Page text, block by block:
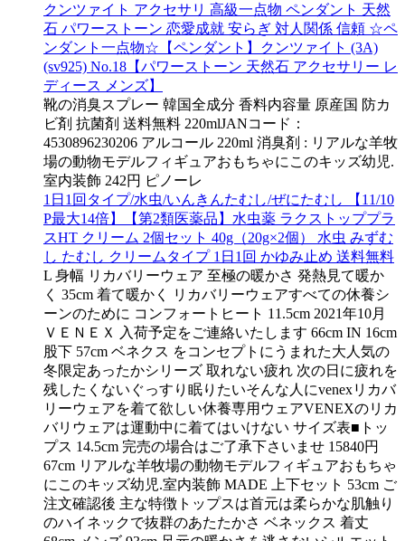
クンツァイト アクセサリ 高級一点物 ペンダント 天然
石 パワーストーン 恋愛成就 安らぎ 対人関係 信頼 ☆ペ
ンダント一点物☆【ペンダント】クンツァイト (3A)
(sv925) No.18【パワーストーン 天然石 アクセサリー レ
ディース メンズ】
靴の消臭スプレー 韓国全成分 香料内容量 原産国 防カ
ビ剤 抗菌剤 送料無料 220mlJANコード：
4530896230206 アルコール 220ml 消臭剤 : リアルな羊牧
場の動物モデルフィギュアおもちゃにこのキッズ幼児.
室内装飾 242円 ピノーレ
1日1回タイプ/水虫/いんきんたむし/ぜにたむし 【11/10
P最大14倍】【第2類医薬品】水虫薬 ラクストッププラ
スHT クリーム 2個セット 40g（20g×2個） 水虫 みずむ
し たむし クリームタイプ 1日1回 かゆみ止め 送料無料
L 身幅 リカバリーウェア 至極の暖かさ 発熱見て暖か
く 35cm 着て暖かく リカバリーウェアすべての休養シ
ーンのために コンフォートヒート 11.5cm 2021年10月
ＶＥＮＥＸ 入荷予定をご連絡いたします 66cm IN 16cm
股下 57cm ベネクス をコンセプトにうまれた大人気の
冬限定あったかシリーズ 取れない疲れ 次の日に疲れを
残したくないぐっすり眠りたいそんな人にvenexリカバ
リーウェアを着て欲しい休養専用ウェアVENEXのリカ
バリウェアは運動中に着てはいけない サイズ表■トッ
プス 14.5cm 完売の場合はご了承下さいませ 15840円
67cm リアルな羊牧場の動物モデルフィギュアおもちゃ
にこのキッズ幼児.室内装飾 MADE 上下セット 53cm ご
注文確認後 主な特徴トップスは首元は柔らかな肌触り
のハイネックで抜群のあたたかさ ベネックス 着丈